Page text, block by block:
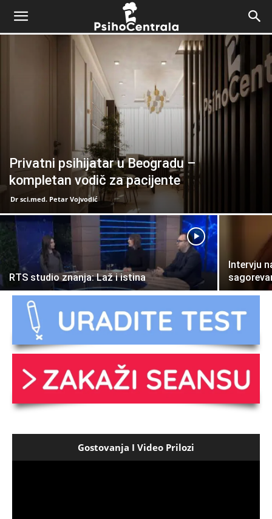
Privatni psihijatar u Beogradu –
kompletan vodič za pacijente
Dr sci.med. Petar Vojvodić
RTS studio znanja: Laž i istina
Intervju
Gostovanja I Video Prilozi